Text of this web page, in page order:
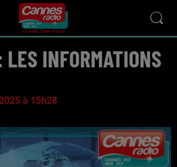
INFORMATIONS
à 15h28